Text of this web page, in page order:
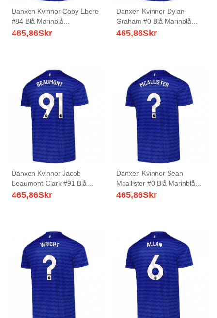
Danxen Kvinnor Coby Ebere
#84 Blå Marinblå
Hemmatröja Matchtröjor
465,86Skr
Danxen Kvinnor Dylan
Graham #0 Blå Marinblå
Hemmatröja Matchtröjor
465,86Skr
Danxen Kvinnor Jacob
Beaumont-Clark #91 Blå
Marinblå Hemmatröja
465,86Skr
Danxen Kvinnor Sean
Mcallister #0 Blå Marinblå
Hemmatröja Matchtröjor
465,86Skr